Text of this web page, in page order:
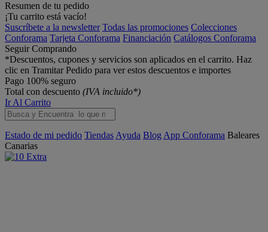
Resumen de tu pedido
¡Tu carrito está vacío!
Suscríbete a la newsletter Todas las promociones Colecciones
Conforama Tarjeta Conforama Financiación Catálogos Conforama
Seguir Comprando
*Descuentos, cupones y servicios son aplicados en el carrito. Haz
clic en Tramitar Pedido para ver estos descuentos e importes
Pago 100% seguro
Total con descuento (IVA incluido*)
Ir Al Carrito
Estado de mi pedido Tiendas Ayuda Blog App Conforama Baleares
Canarias